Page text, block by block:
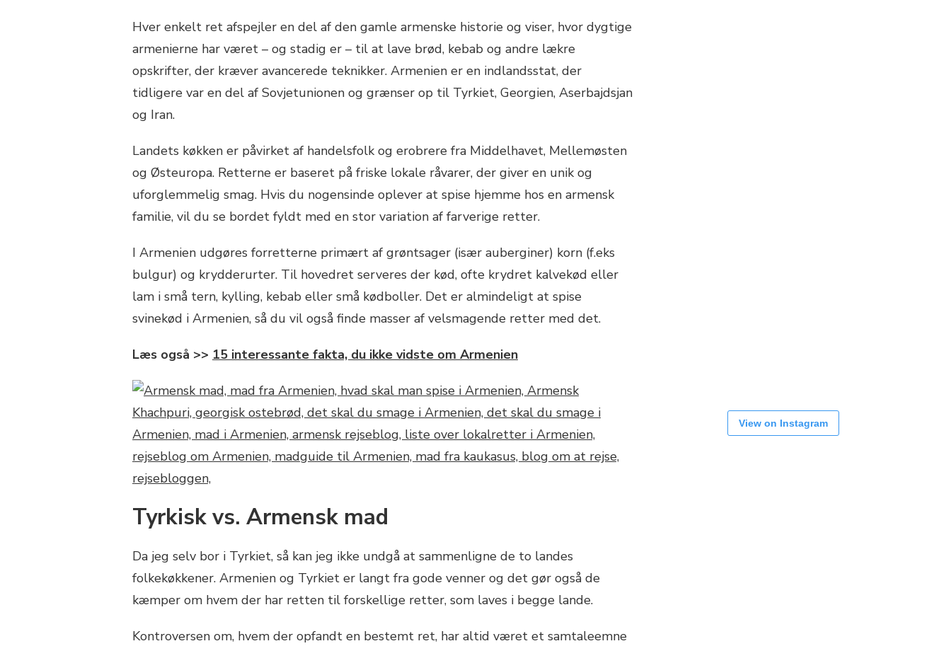
Hver enkelt ret afspejler en del af den gamle armenske historie og viser, hvor dygtige
armenierne har været – og stadig er – til at lave brød, kebab og andre lækre
opskrifter, der kræver avancerede teknikker. Armenien er en indlandsstat, der
tidligere var en del af Sovjetunionen og grænser op til Tyrkiet, Georgien, Aserbajdsjan
og Iran.
Landets køkken er påvirket af handelsfolk og erobrere fra Middelhavet, Mellemøsten
og Østeuropa. Retterne er baseret på friske lokale råvarer, der giver en unik og
uforglemmelig smag. Hvis du nogensinde oplever at spise hjemme hos en armensk
familie, vil du se bordet fyldt med en stor variation af farverige retter.
I Armenien udgøres forretterne primært af grøntsager (især auberginer) korn (f.eks
bulgur) og krydderurter. Til hovedret serveres der kød, ofte krydret kalvekød eller
lam i små tern, kylling, kebab eller små kødboller. Det er almindeligt at spise
svinekød i Armenien, så du vil også finde masser af velsmagende retter med det.
Læs også >> 15 interessante fakta, du ikke vidste om Armenien
Tyrkisk vs. Armensk mad
Da jeg selv bor i Tyrkiet, så kan jeg ikke undgå at sammenligne de to landes
folkekøkkener. Armenien og Tyrkiet er langt fra gode venner og det gør også de
kæmper om hvem der har retten til forskellige retter, som laves i begge lande.
Kontroversen om, hvem der opfandt en bestemt ret, har altid været et samtaleemne
View on Instagram